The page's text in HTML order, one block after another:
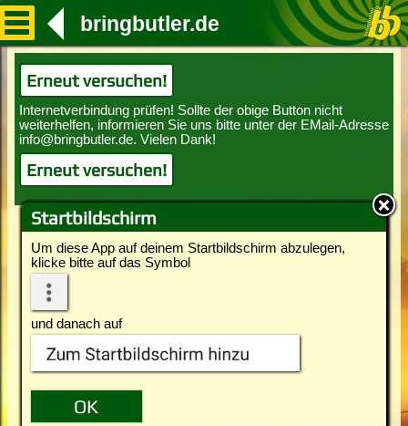
Startbildschirm
Um diese App auf deinem Startbildschirm abzulegen,
klicke bitte auf das Symbol
und danach auf
bringbutler.de
Erneut versuchen!
Erneut versuchen!